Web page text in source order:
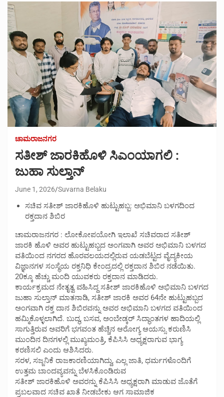
ಚಾಮರಾಜನಗರ
ಸತೀಶ್ ಜಾರಕಿಹೊಳಿ ಸಿಎಂಯಾಗಲಿ :
ಜುಹಾ ಸುಲ್ತಾನ್
June 1, 2026 Suvarna Belaku
ಸಚಿವ ಸತೀಶ್ ಜಾರಕಿಹೊಳಿ ಹುಟ್ಟುಹಬ್ಬ: ಅಭಿಮಾನಿ ಬಳಗದಿಂದ
ರಕ್ತದಾನ ಶಿಬಿರ
ಚಾಮರಾಜನಗರ : ಲೋಕೋಪಯೋಗಿ ಇಲಾಖೆ ಸಚಿವರಾದ ಸತೀಶ್
ಜಾರಕಿ ಹೊಳಿ ಅವರ ಹುಟ್ಟುಹಬ್ಬದ ಅಂಗವಾಗಿ ಅವರ ಅಭಿಮಾನಿ ಬಳಗದ
ವತಿಯಿಂದ ನಗರದ ಹೊರವಲಯದಲ್ಲಿರುವ ಯಡಬೆಟ್ಟದ ವೈದ್ಯಕೀಯ
ವಿಜ್ಞಾನಗಳ ಸಂಸ್ಥೆಯ ರಕ್ತನಿಧಿ ಕೇಂದ್ರದಲ್ಲಿ ರಕ್ತದಾನ ಶಿಬಿರ ನಡೆಯಿತು.
20ಕ್ಕೂ ಹೆಚ್ಚು ಮಂದಿ ಯುವಕರು ರಕ್ತದಾನ ಮಾಡಿದರು.
ಕಾರ್ಯಕ್ರಮದ ನೇತೃತ್ವ ವಹಿಸಿದ್ದ ಸತೀಶ್‌ ಜಾರಕಿಹೊಳಿ ಅಭಿಮಾನಿ ಬಳಗದ
ಜುಹಾ ಸುಲ್ತಾನ್ ಮಾತನಾಡಿ, ಸತೀಶ್ ಜಾರಕಿ ಅವರ 64ನೇ ಹುಟ್ಟುಹಬ್ಬದ
ಅಂಗವಾಗಿ ರಕ್ತ ದಾನ ಶಿಬಿರವನ್ನು ಅವರ ಅಭಿಮಾನಿ ಬಳಗದ ವತಿಯಿಂದ
ಹಮ್ಮಿಕೊಳ್ಳಲಾಗಿದೆ. ಬುದ್ಧ, ಬಸವ, ಅಂಬೇಡ್ಕ‌ರ್ ಸಿದ್ಧಾಂತಗಳ ಹಾದಿಯಲ್ಲಿ
ಸಾಗುತ್ತಿರುವ ಅವರಿಗೆ ಭಗವಂತ ಹೆಚ್ಚಿನ ಆರೋಗ್ಯ ಆಯಸ್ಸು ಕರುಣಿಸಿ
ಮುಂದಿನ ದಿನಗಳಲ್ಲಿ ಮುಖ್ಯಮಂತ್ರಿ, ಕೆಪಿಸಿಸಿ ಅಧ್ಯಕ್ಷರಾಗುವ ಭಾಗ್ಯ
ಕರಣಿಸಲಿ ಎಂದು ಆಶಿಸಿದರು.
ಸರಳ, ಸಜ್ಜನಿಕೆ ರಾಜಕಾರಣಿಯಾಗಿದ್ದು, ಎಲ್ಲ ಜಾತಿ, ಧರ್ಮಗಳೊಂದಿಗೆ
ಉತ್ತಮ ಬಾಂದವ್ಯವನ್ನು ಬೆಳಸಿಕೊಂಡಿರುವ
ಸತೀಶ್ ಜಾರಕಿಹೊಳಿ ಅವರನ್ನು ಕೆಪಿಸಿಸಿ ಅಧ್ಯಕ್ಷರಾಗಿ ಮಾಡುವ ಜೊತೆಗೆ
ಪ್ರಬಲವಾದ ಸಚಿವ ಖಾತೆ ನೀಡಬೇಕು ಆಗ ಸಾಮಾಜಿಕ‌